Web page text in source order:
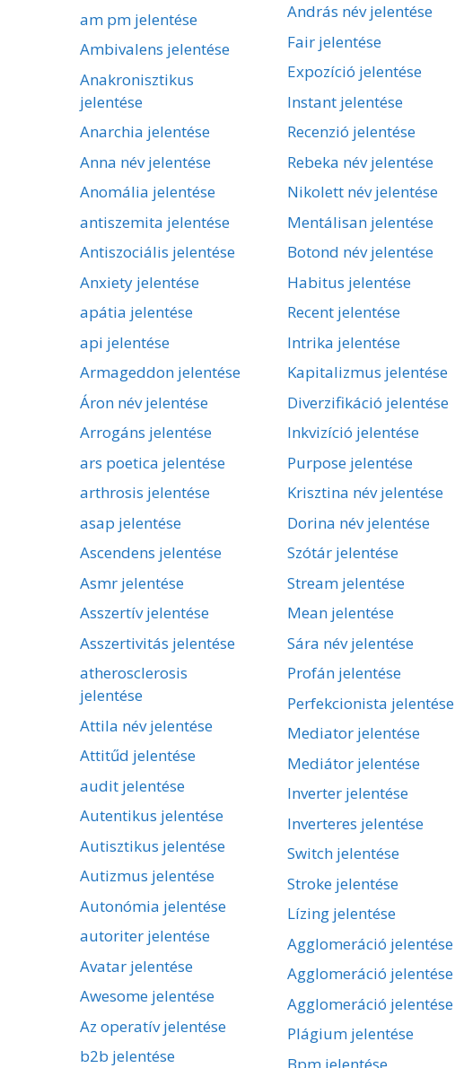
am pm jelentése
Ambivalens jelentése
Anakronisztikus
jelentése
Anarchia jelentése
Anna név jelentése
Anomália jelentése
antiszemita jelentése
Antiszociális jelentése
Anxiety jelentése
apátia jelentése
api jelentése
Armageddon jelentése
Áron név jelentése
Arrogáns jelentése
ars poetica jelentése
arthrosis jelentése
asap jelentése
Ascendens jelentése
Asmr jelentése
Asszertív jelentése
Asszertivitás jelentése
atherosclerosis
jelentése
Attila név jelentése
Attitűd jelentése
audit jelentése
Autentikus jelentése
Autisztikus jelentése
Autizmus jelentése
Autonómia jelentése
autoriter jelentése
Avatar jelentése
Awesome jelentése
Az operatív jelentése
b2b jelentése
András név jelentése
Fair jelentése
Expozíció jelentése
Instant jelentése
Recenzió jelentése
Rebeka név jelentése
Nikolett név jelentése
Mentálisan jelentése
Botond név jelentése
Habitus jelentése
Recent jelentése
Intrika jelentése
Kapitalizmus jelentése
Diverzifikáció jelentése
Inkvizíció jelentése
Purpose jelentése
Krisztina név jelentése
Dorina név jelentése
Szótár jelentése
Stream jelentése
Mean jelentése
Sára név jelentése
Profán jelentése
Perfekcionista jelentése
Mediator jelentése
Mediátor jelentése
Inverter jelentése
Inverteres jelentése
Switch jelentése
Stroke jelentése
Lízing jelentése
Agglomeráció jelentése
Agglomeráció jelentése
Agglomeráció jelentése
Plágium jelentése
Bpm jelentése